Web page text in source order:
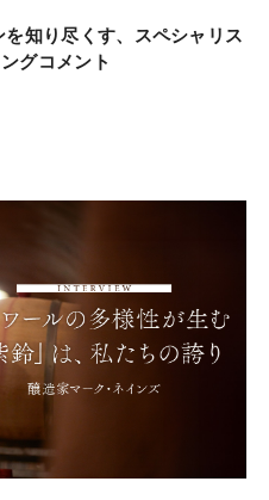
知り尽くす、スペシャリス
グコメント